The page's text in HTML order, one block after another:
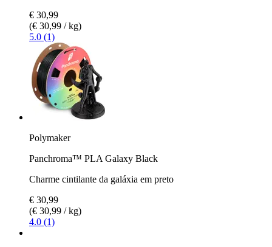
€ 30,99
(€ 30,99 / kg)
5.0 (1)
Polymaker
Panchroma™ PLA Galaxy Black
Charme cintilante da galáxia em preto
€ 30,99
(€ 30,99 / kg)
4.0 (1)